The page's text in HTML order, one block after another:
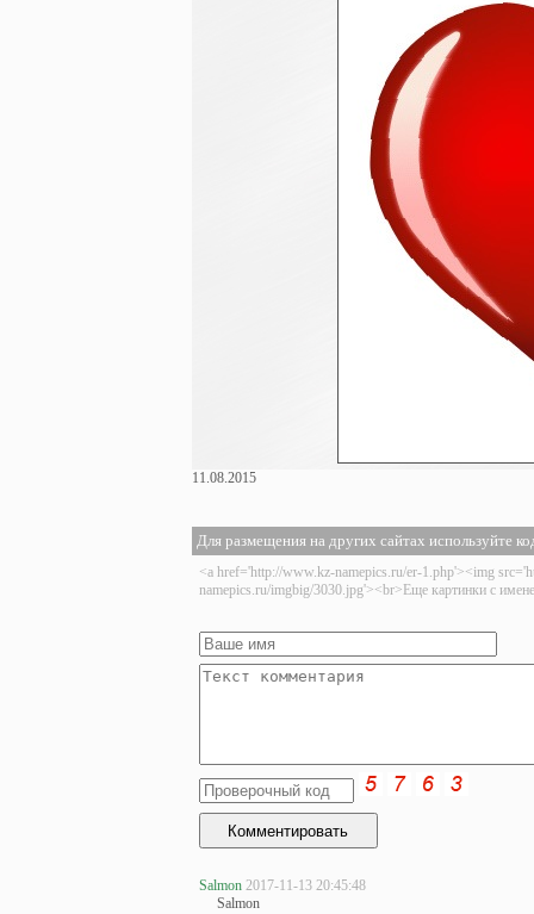
11.08.2015
Для размещения на других сайтах используйте
<a href='http://www.kz-namepics.ru/er-1.php'><img
namepics.ru/imgbig/3030.jpg'><br>Еще картинки с
Salmon 2017-11-13 20:45:48
Salmon